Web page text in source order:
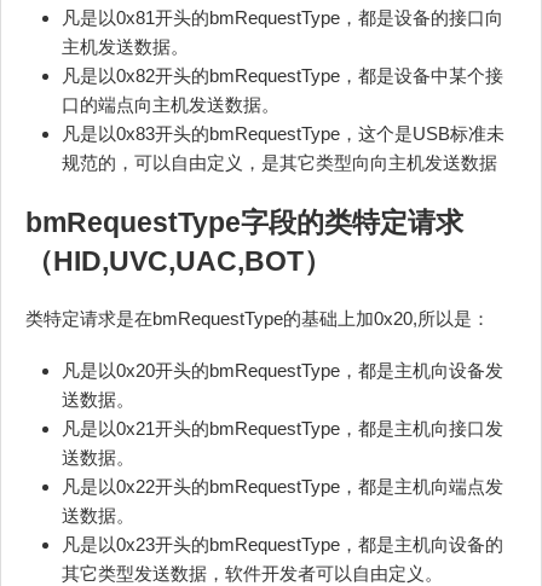
凡是以0x81开头的bmRequestType，都是设备的接口向
主机发送数据。
凡是以0x82开头的bmRequestType，都是设备中某个接
口的端点向主机发送数据。
凡是以0x83开头的bmRequestType，这个是USB标准未
规范的，可以自由定义，是其它类型向向主机发送数据
bmRequestType字段的类特定请求
（HID,UVC,UAC,BOT）
类特定请求是在bmRequestType的基础上加0x20,所以是：
凡是以0x20开头的bmRequestType，都是主机向设备发
送数据。
凡是以0x21开头的bmRequestType，都是主机向接口发
送数据。
凡是以0x22开头的bmRequestType，都是主机向端点发
送数据。
凡是以0x23开头的bmRequestType，都是主机向设备的
其它类型发送数据，软件开发者可以自由定义。